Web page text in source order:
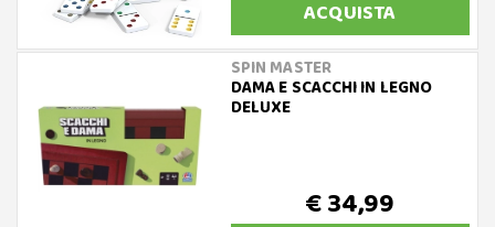
ACQUISTA
SPIN MASTER
DAMA E SCACCHI IN LEGNO
DELUXE
€ 34,99